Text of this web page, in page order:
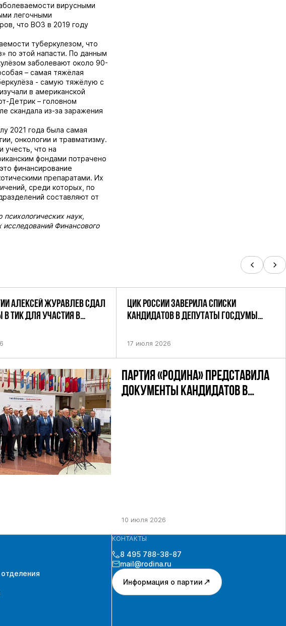
вирусными
легочными
что ВОЗ в 2019 году
туберкулезом, что
по этой напасти. По данным
заболевают около 90-
– самая тяжёлая
- самую тяжёлую с
в американской
Детрик – головном
скандала из-за заражения
2021 года была самая
онкологии и травматизму.
что на
фондами потрачено
финансирование
препаратами. Их
среди которых, по
составляют от
наук,
исследований Финансового
АЛЕКСЕЙ ЖУРАВЛЕВ СДАЛ
ТИК ДЛЯ УЧАСТИЯ В
ОДНОМАНДАТНОМУ
ЦИК РОССИИ ЗАВЕРИЛА СПИСКИ
КАНДИДАТОВ В ДЕПУТАТЫ ГОСДУМЫ
17 июля 2026
ПАРТИЯ «РОДИНА» ПРЕДСТАВИЛА
ДОКУМЕНТЫ КАНДИДАТОВ В
10 июля 2026
КОНТАКТЫ
8 495 788-38-87
mail@rodina.ru
Информация о партии